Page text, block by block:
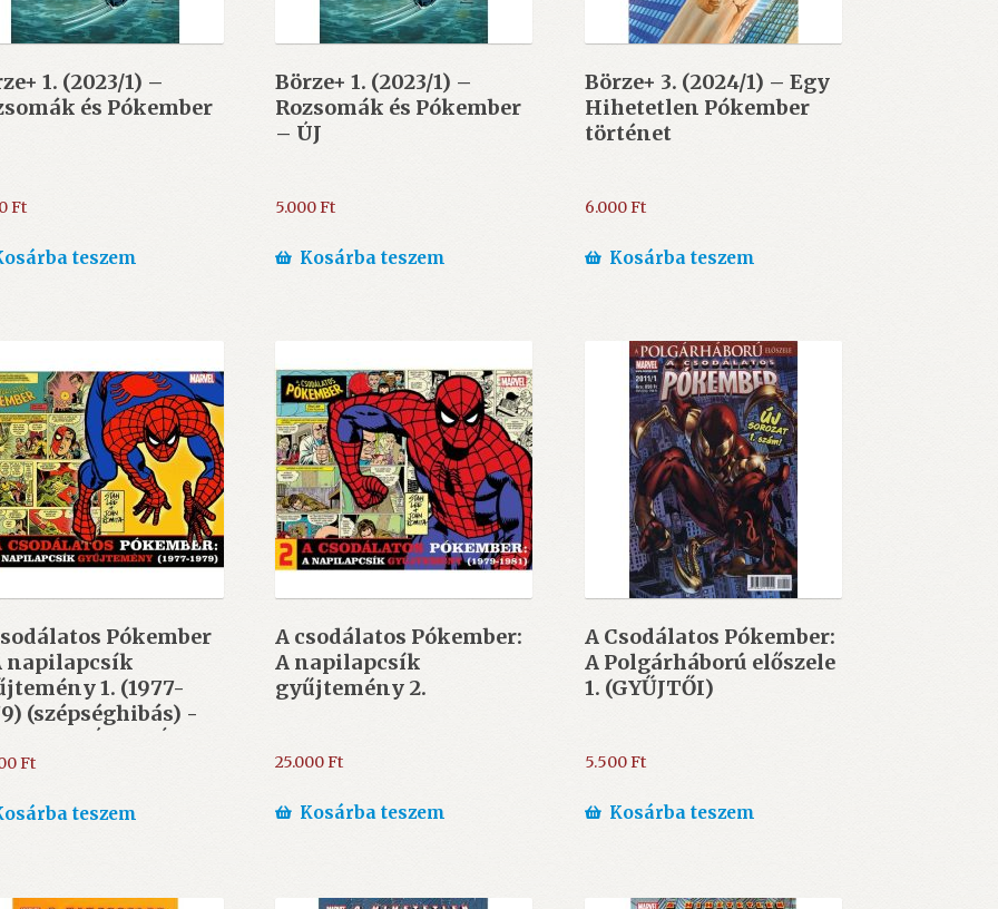
1. (2023/1) –
és Pókember
Ft
teszem
Börze+ 1. (2023/1) –
Rozsomák és Pókember
– ÚJ
5.000Ft
Kosárba teszem
Börze+ 3. (2024/1) – Egy
Hihetetlen Pókember
történet
6.000Ft
Kosárba teszem
Pókember
napilapcsík
1. (1977-
(szépséghibás) -
TANÚSITVÁNY
Ft
teszem
A csodálatos Pókember:
A napilapcsík
gyűjtemény 2.
25.000Ft
Kosárba teszem
A Csodálatos Pókember:
A Polgárháború előszele
1. (GYŰJTŐI)
5.500Ft
Kosárba teszem